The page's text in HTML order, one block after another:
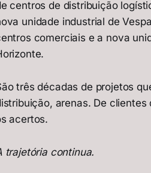
centros de distribuição
unidade industrial de
comerciais e a nova
três décadas de projetos
arenas. De
acertos.
trajetória continua.